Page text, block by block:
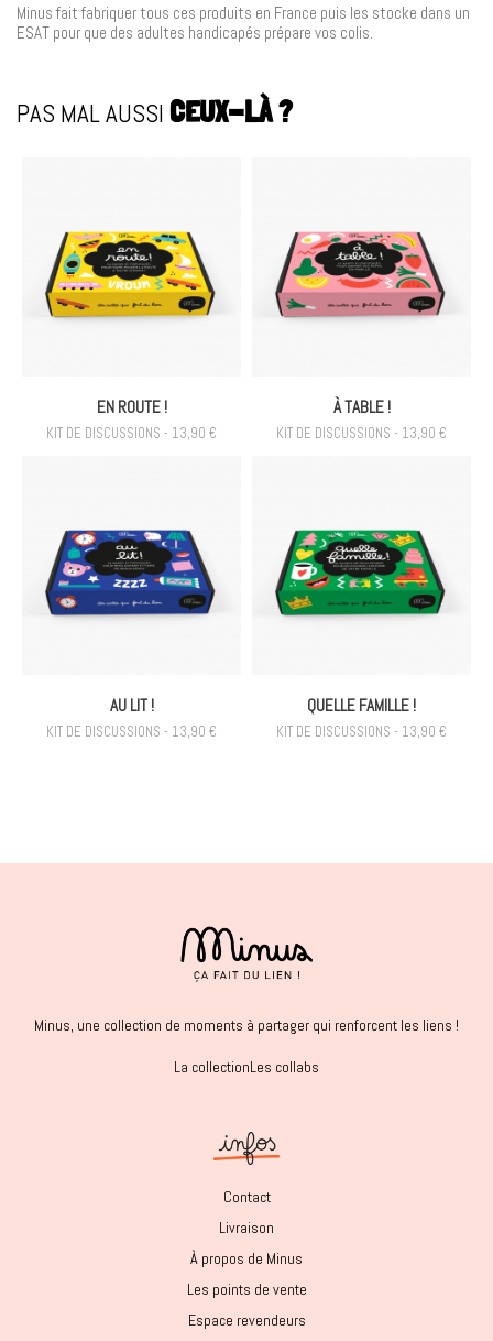
Minus fait fabriquer tous ces produits en France puis les stocke dans un
ESAT pour que des adultes handicapés prépare vos colis.
PAS MAL AUSSI CEUX-LÀ ?
EN ROUTE !
KIT DE DISCUSSIONS - 13,90 €
À TABLE !
KIT DE DISCUSSIONS - 13,90 €
AU LIT !
KIT DE DISCUSSIONS - 13,90 €
QUELLE FAMILLE !
KIT DE DISCUSSIONS - 13,90 €
Minus, une collection de moments à partager qui renforcent les liens !
La collectionLes collabs
Contact
Livraison
À propos de Minus
Les points de vente
Espace revendeurs